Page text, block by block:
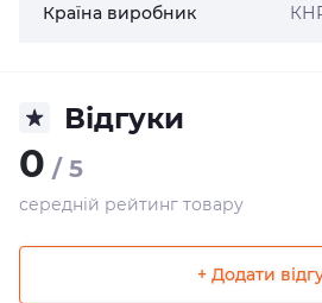
Країна виробник
Відгуки
0 / 5
середній рейтинг товару
+ Додати